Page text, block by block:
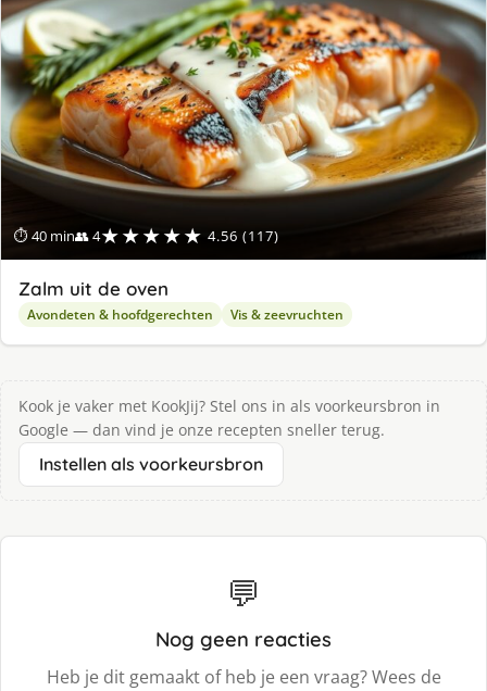
⏱ 40 min👥 4★★★★★ 4.56 (117)
Zalm uit de oven
Avondeten & hoofdgerechten Vis & zeevruchten
Kook je vaker met KookJij? Stel ons in als voorkeursbron in
Google — dan vind je onze recepten sneller terug.
Instellen als voorkeursbron
💬
Nog geen reacties
Heb je dit gemaakt of heb je een vraag? Wees de